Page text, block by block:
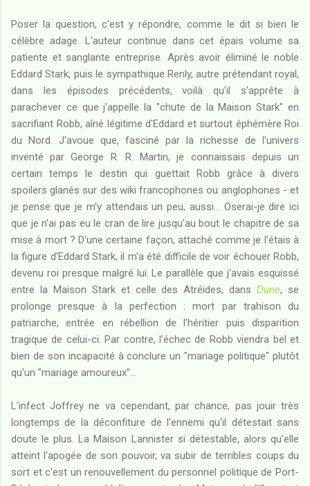
Poser la question, c'est y répondre, comme le dit si bien le
célèbre adage. L'auteur continue dans cet épais volume sa
patiente et sanglante entreprise. Après avoir éliminé le noble
Eddard Stark, puis le sympathique Renly, autre prétendant royal,
dans les épisodes précédents, voilà qu'il s'apprête à
parachever ce que j'appelle la "chute de la Maison Stark" en
sacrifiant Robb, aîné légitime d'Eddard et surtout éphémère Roi
du Nord. J'avoue que, fasciné par la richesse de l'univers
inventé par George R. R. Martin, je connaissais depuis un
certain temps le destin qui guettait Robb grâce à divers
spoilers glanés sur des wiki francophones ou anglophones - et
je pense que je m'y attendais un peu, aussi... Oserai-je dire ici
que je n'ai pas eu le cran de lire jusqu'au bout le chapitre de sa
mise à mort ? D'une certaine façon, attaché comme je l'étais à
la figure d'Eddard Stark, il m'a été difficile de voir échouer Robb,
devenu roi presque malgré lui. Le parallèle que j'avais esquissé
entre la Maison Stark et celle des Atréides, dansDune, se
prolonge presque à la perfection : mort par trahison du
patriarche, entrée en rébellion de l'héritier puis disparition
tragique de celui-ci. Par contre, l'échec de Robb viendra bel et
bien de son incapacité à conclure un "mariage politique" plutôt
qu'un "mariage amoureux"...
L'infect Joffrey ne va cependant, par chance, pas jouir très
longtemps de la déconfiture de l'ennemi qu'il détestait sans
doute le plus. La Maison Lannister si détestable, alors qu'elle
atteint l'apogée de son pouvoir, va subir de terribles coups du
sort et c'est un renouvellement du personnel politique de Port-